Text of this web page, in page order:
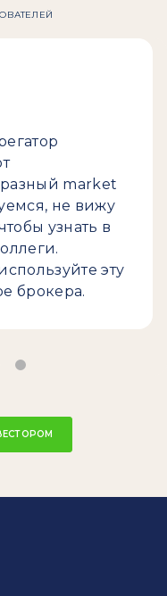
market
не вижу
узнать в
эту
брокера.